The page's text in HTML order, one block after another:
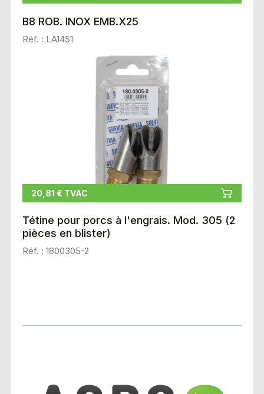
B8 ROB. INOX EMB.X25
Réf. : LA1451
20,81 € TVAC
Tétine pour porcs à l'engrais. Mod. 305 (2
pièces en blister)
Réf. : 1800305-2